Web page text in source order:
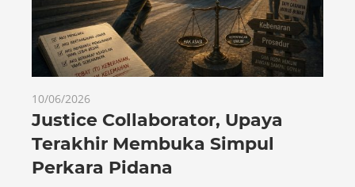
10/06/2026
Justice Collaborator, Upaya
Terakhir Membuka Simpul
Perkara Pidana